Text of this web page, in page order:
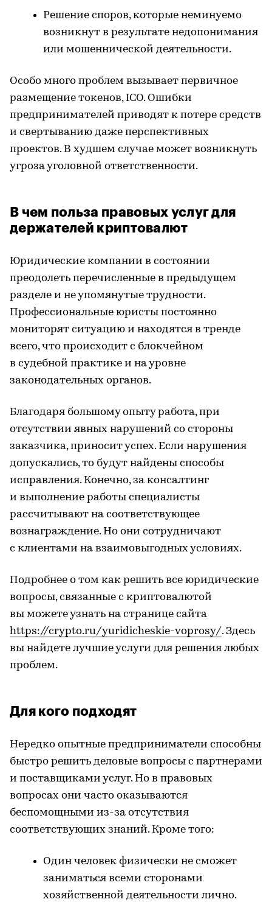
Решение споров, которые неминуемо
возникнут в результате недопонимания
или мошеннической деятельности.
Особо много проблем вызывает первичное
размещение токенов, ICO. Ошибки
предпринимателей приводят к потере средств
и свертыванию даже перспективных
проектов. В худшем случае может возникнуть
угроза уголовной ответственности.
В чем польза правовых услуг для
держателей криптовалют
Юридические компании в состоянии
преодолеть перечисленные в предыдущем
разделе и не упомянутые трудности.
Профессиональные юристы постоянно
мониторят ситуацию и находятся в тренде
всего, что происходит с блокчейном
в судебной практике и на уровне
законодательных органов.
Благодаря большому опыту работа, при
отсутствии явных нарушений со стороны
заказчика, приносит успех. Если нарушения
допускались, то будут найдены способы
исправления. Конечно, за консалтинг
и выполнение работы специалисты
рассчитывают на соответствующее
вознаграждение. Но они сотрудничают
с клиентами на взаимовыгодных условиях.
Подробнее о том как решить все юридические
вопросы, связанные с криптовалютой
вы можете узнать на странице сайта
https://crypto.ru/yuridicheskie-voprosy/. Здесь
вы найдете лучшие услуги для решения любых
проблем.
Для кого подходят
Нередко опытные предприниматели способны
быстро решить деловые вопросы с партнерами
и поставщиками услуг. Но в правовых
вопросах они часто оказываются
беспомощными из-за отсутствия
соответствующих знаний. Кроме того:
Один человек физически не сможет
заниматься всеми сторонами
хозяйственной деятельности лично.